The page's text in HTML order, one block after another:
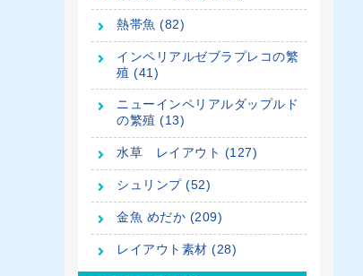
熱帯魚 (82)
インペリアルゼブラプレコの繁
殖 (41)
ニューインペリアルダップルド
の繁殖 (13)
水草 レイアウト (127)
シュリンプ (52)
金魚 めだか (209)
レイアウト素材 (28)